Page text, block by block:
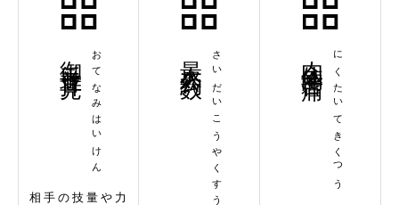
おてなみはいけん
相手の技量や力
さいだいこうやくすう にくたいてきくつう